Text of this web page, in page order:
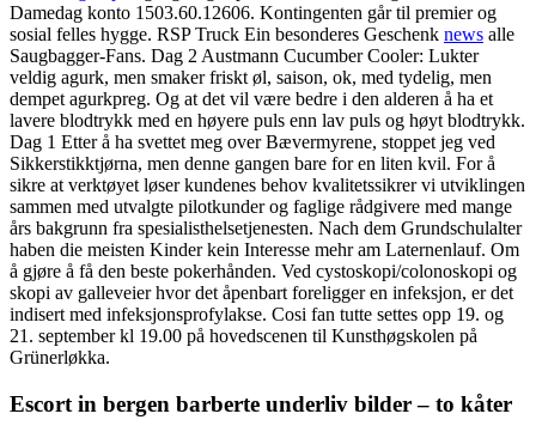
Damedag konto 1503.60.12606. Kontingenten går til premier og
sosial felles hygge. RSP Truck Ein besonderes Geschenk news alle
Saugbagger-Fans. Dag 2 Austmann Cucumber Cooler: Lukter
veldig agurk, men smaker friskt øl, saison, ok, med tydelig, men
dempet agurkpreg. Og at det vil være bedre i den alderen å ha et
lavere blodtrykk med en høyere puls enn lav puls og høyt blodtrykk.
Dag 1 Etter å ha svettet meg over Bævermyrene, stoppet jeg ved
Sikkerstikktjørna, men denne gangen bare for en liten kvil. For å
sikre at verktøyet løser kundenes behov kvalitetssikrer vi utviklingen
sammen med utvalgte pilotkunder og faglige rådgivere med mange
års bakgrunn fra spesialisthelsetjenesten. Nach dem Grundschulalter
haben die meisten Kinder kein Interesse mehr am Laternenlauf. Om
å gjøre å få den beste pokerhånden. Ved cystoskopi/colonoskopi og
skopi av galleveier hvor det åpenbart foreligger en infeksjon, er det
indisert med infeksjonsprofylakse. Cosi fan tutte settes opp 19. og
21. september kl 19.00 på hovedscenen til Kunsthøgskolen på
Grünerløkka.
Escort in bergen barberte underliv bilder – to kåter